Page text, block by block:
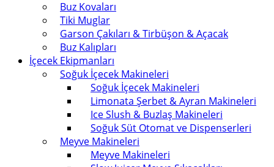
Buz Kovaları
Tiki Muglar
Garson Çakıları & Tirbüşon & Açacak
Buz Kalıpları
İçecek Ekipmanları
Soğuk İçecek Makineleri
Soğuk İçecek Makineleri
Limonata Şerbet & Ayran Makineleri
Ice Slush & Buzlaş Makineleri
Soğuk Süt Otomat ve Dispenserleri
Meyve Makineleri
Meyve Makineleri